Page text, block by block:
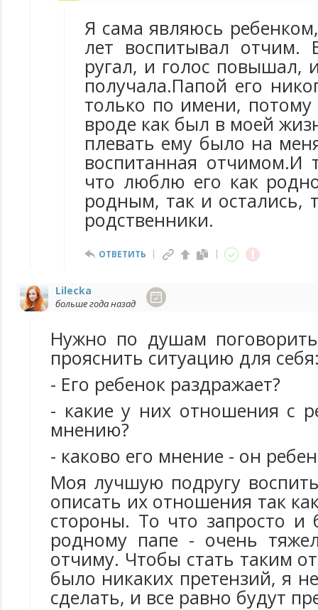
Я сама являюсь
лет воспитывал
ругал, и голос повышал,
получала.Папой его
только по имени,
вроде как был в моей
плевать ему было на
воспитанная отчимом.И
что люблю его как
родным, так и остались,
родственники.
ОТВЕТИТЬ
Lilecka
больше года назад
Нужно по душам
прояснить ситуацию для
- Его ребенок раздражает?
- какие у них отношения с
мнению?
- каково его мнение - он
Моя лучшую подругу
описать их отношения так
стороны. То что запросто
родному папе - очень
отчиму. Чтобы стать таким
было никаких претензий, я
сделать, и все равно будут